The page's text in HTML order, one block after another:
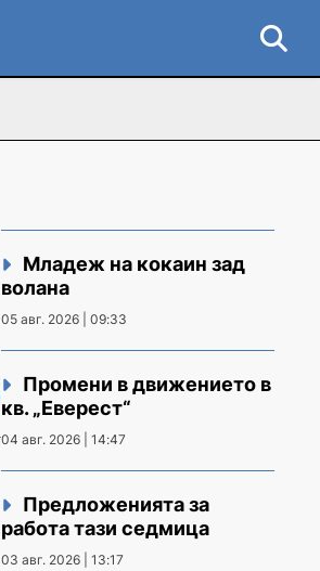
Младеж на кокаин зад
волана
05 авг. 2026 | 09:33
Промени в движението в
кв. „Еверест“
04 авг. 2026 | 14:47
Предложенията за
работа тази седмица
03 авг. 2026 | 13:17